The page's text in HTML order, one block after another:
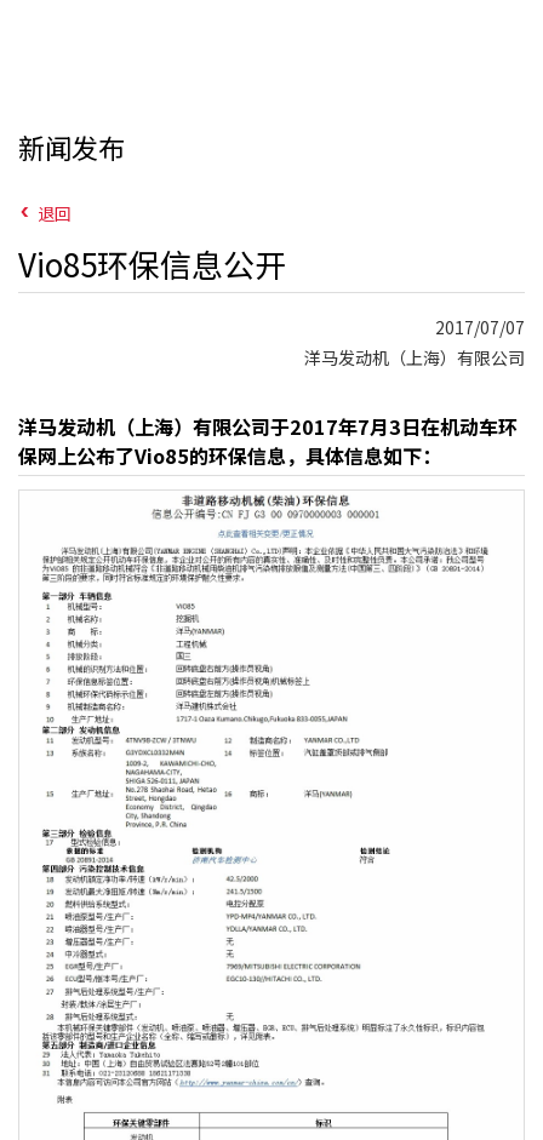
新闻发布
退回
Vio85环保信息公开
2017/07/07
洋马发动机（上海）有限公司
洋马发动机（上海）有限公司于2017年7月3日在机动车环
保网上公布了Vio85的环保信息，具体信息如下：